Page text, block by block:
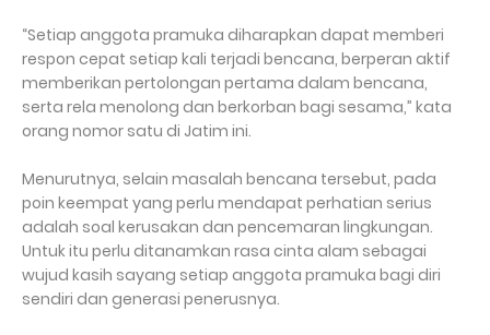
“Setiap anggota pramuka diharapkan dapat memberi
respon cepat setiap kali terjadi bencana, berperan aktif
memberikan pertolongan pertama dalam bencana,
serta rela menolong dan berkorban bagi sesama,” kata
orang nomor satu di Jatim ini.
Menurutnya, selain masalah bencana tersebut, pada
poin keempat yang perlu mendapat perhatian serius
adalah soal kerusakan dan pencemaran lingkungan.
Untuk itu perlu ditanamkan rasa cinta alam sebagai
wujud kasih sayang setiap anggota pramuka bagi diri
sendiri dan generasi penerusnya.